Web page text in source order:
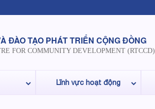
ĐÀO TẠO PHÁT TRIỂN CỘNG ĐỒNG
FOR COMMUNITY DEVELOPMENT (RTCCD)
Lĩnh vực hoạt động